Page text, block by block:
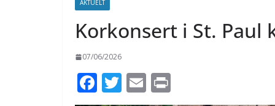
AKTUELT
Korkonsert i St. Paul
07/06/2026
F T E